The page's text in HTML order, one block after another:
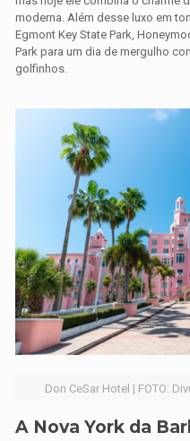
moderna. Além desse luxo em
Egmont Key State Park,
Park para um dia de mergulho
golfinhos.
Don CeSar Hotel | FOTO:
A Nova York da